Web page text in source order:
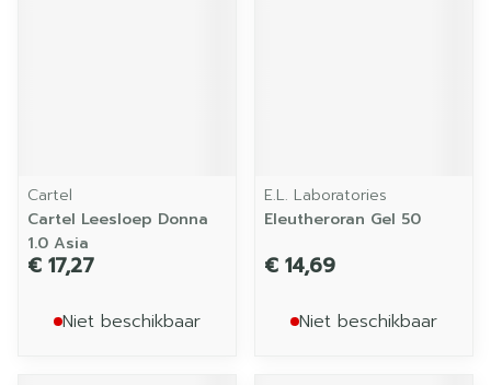
Cartel
Cartel Leesloep Donna
1.0 Asia
€ 17,27
Niet beschikbaar
E.L. Laboratories
Eleutheroran Gel 50
€ 14,69
Niet beschikbaar